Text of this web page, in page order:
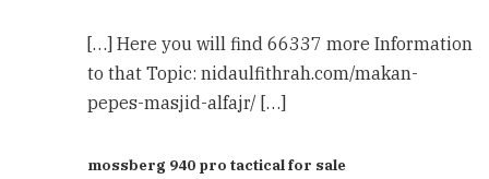
[…] Here you will find 66337 more Information
to that Topic: nidaulfithrah.com/makan-
pepes-masjid-alfajr/ […]
mossberg 940 pro tactical for sale